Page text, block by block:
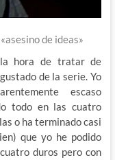
de ideas»
hora de tratar de
de la serie. Yo
escaso
todo en las cuatro
o ha terminado casi
que yo he podido
duros pero con